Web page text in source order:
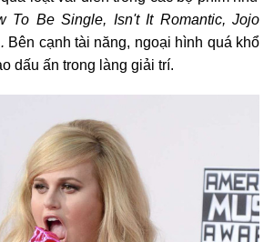
To Be Single, Isn't It Romantic, Jojo
Bên cạnh tài năng, ngoại hình quá khổ
dấu ấn trong làng giải trí.